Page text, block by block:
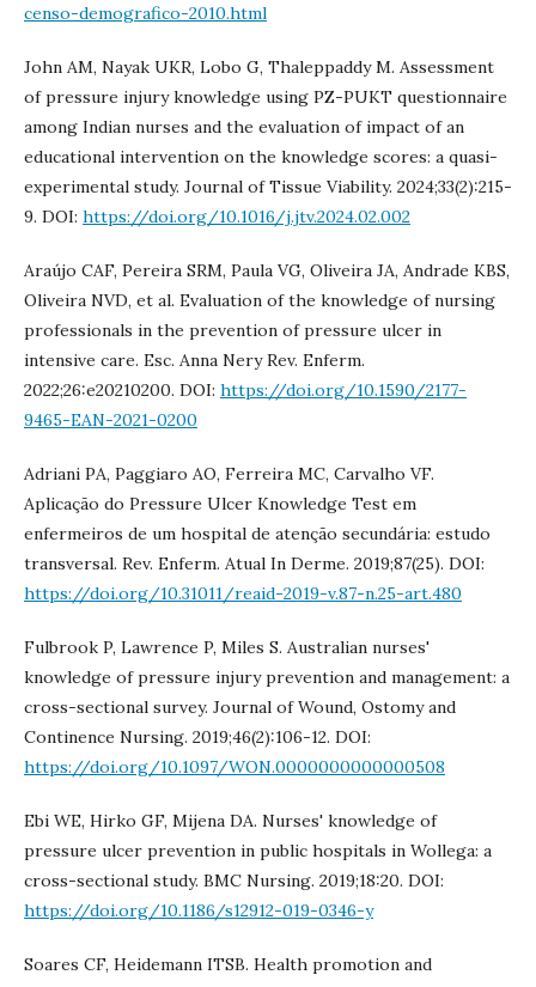
censo-demografico-2010.html
John AM, Nayak UKR, Lobo G, Thaleppaddy M. Assessment
of pressure injury knowledge using PZ-PUKT questionnaire
among Indian nurses and the evaluation of impact of an
educational intervention on the knowledge scores: a quasi-
experimental study. Journal of Tissue Viability. 2024;33(2):215-
9. DOI: https://doi.org/10.1016/j.jtv.2024.02.002
Araújo CAF, Pereira SRM, Paula VG, Oliveira JA, Andrade KBS,
Oliveira NVD, et al. Evaluation of the knowledge of nursing
professionals in the prevention of pressure ulcer in
intensive care. Esc. Anna Nery Rev. Enferm.
2022;26:e20210200. DOI: https://doi.org/10.1590/2177-
9465-EAN-2021-0200
Adriani PA, Paggiaro AO, Ferreira MC, Carvalho VF.
Aplicação do Pressure Ulcer Knowledge Test em
enfermeiros de um hospital de atenção secundária: estudo
transversal. Rev. Enferm. Atual In Derme. 2019;87(25). DOI:
https://doi.org/10.31011/reaid-2019-v.87-n.25-art.480
Fulbrook P, Lawrence P, Miles S. Australian nurses'
knowledge of pressure injury prevention and management: a
cross-sectional survey. Journal of Wound, Ostomy and
Continence Nursing. 2019;46(2):106-12. DOI:
https://doi.org/10.1097/WON.0000000000000508
Ebi WE, Hirko GF, Mijena DA. Nurses' knowledge of
pressure ulcer prevention in public hospitals in Wollega: a
cross-sectional study. BMC Nursing. 2019;18:20. DOI:
https://doi.org/10.1186/s12912-019-0346-y
Soares CF, Heidemann ITSB. Health promotion and